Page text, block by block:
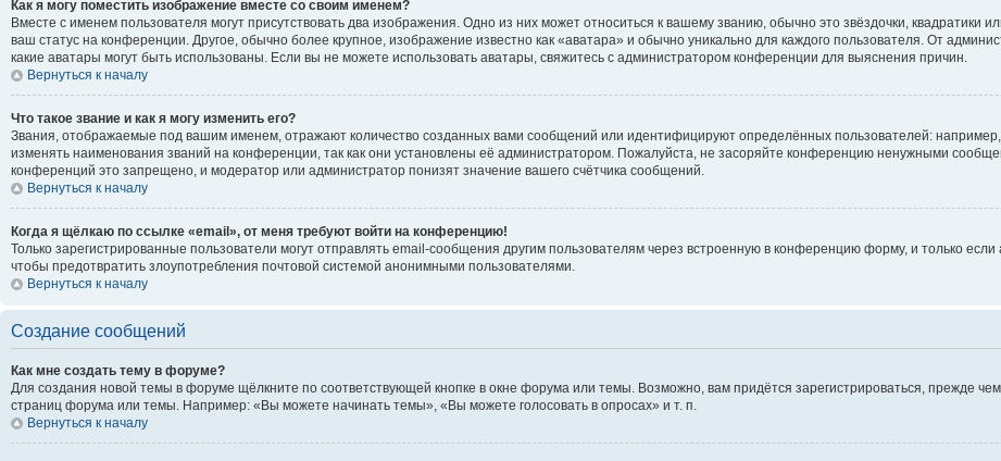
Как я могу поместить изображение вместе со своим именем?
Вместе с именем пользователя могут присутствовать два изображения. Одно из них может относиться к вашему званию, обычно это звёздочки, квадратики
ваш статус на конференции. Другое, обычно более крупное, изображение известно как «аватара» и обычно уникально для каждого пользователя. От
какие аватары могут быть использованы. Если вы не можете использовать аватары, свяжитесь с администратором конференции для выяснения причин.
Вернуться к началу
Что такое звание и как я могу изменить его?
Звания, отображаемые под вашим именем, отражают количество созданных вами сообщений или идентифицируют определённых пользователей:
изменять наименования званий на конференции, так как они установлены её администратором. Пожалуйста, не засоряйте конференцию ненужными
конференций это запрещено, и модератор или администратор понизят значение вашего счётчика сообщений.
Вернуться к началу
Когда я щёлкаю по ссылке «email», от меня требуют войти на конференцию!
Только зарегистрированные пользователи могут отправлять email-сообщения другим пользователям через встроенную в конференцию форму, и только
чтобы предотвратить злоупотребления почтовой системой анонимными пользователями.
Вернуться к началу
Создание сообщений
Как мне создать тему в форуме?
Для создания новой темы в форуме щёлкните по соответствующей кнопке в окне форума или темы. Возможно, вам придётся зарегистрироваться, прежде
страниц форума или темы. Например: «Вы можете начинать темы», «Вы можете голосовать в опросах» и т. п.
Вернуться к началу